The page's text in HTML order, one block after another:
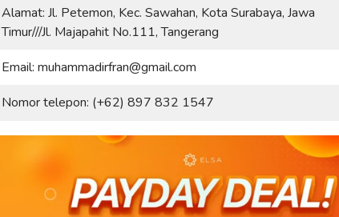
Alamat: Jl. Petemon, Kec. Sawahan, Kota Surabaya, Jawa
Timur///Jl. Majapahit No.111, Tangerang
Email: muhammadirfran@gmail.com
Nomor telepon: (+62) 897 832 1547